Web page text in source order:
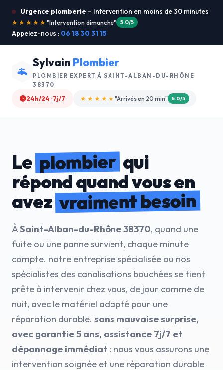
Urgence plomberie – Intervention en moins de 30 minutes
★★★★★"Service ultra rapide !" 5.0/5
Appelez-nous : 06 18 30 31 15
Sylvain Plombier
PLOMBIER EXPERT ÀSAINT-ALBAN-DU-RHÔNE
38370
24h/24 · 7j/7 ★★★★☆ "Devis gratuit" 4.8/5
Leplombierqui
répond quand vous en
avezvraiment besoin
ÀSaint-Alban-du-Rhône 38370, quand une
fuite ou une panne survient, chaque minute
compte. notre entreprise spécialisée ou nos
spécialistes des canalisations bouchées se tient
prête à intervenir chez vous, de jour comme de
nuit, avec le matériel adapté pour une
réparation durable. sans mauvaise surprise,
avec garantie 5 ans, assistance 7j/7 et
dépannage immédiat : nous vous assurons une
intervention soignée et une réparation durable